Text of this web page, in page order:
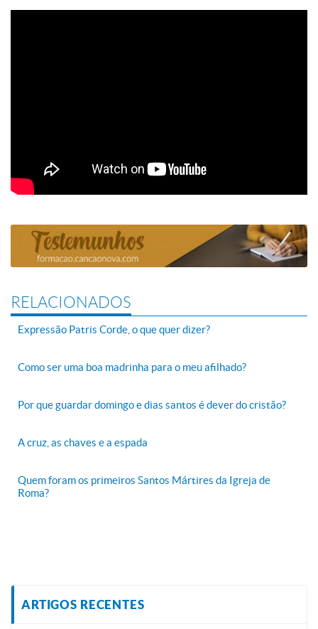
RELACIONADOS
Expressão Patris Corde, o que quer dizer?
Como ser uma boa madrinha para o meu afilhado?
Por que guardar domingo e dias santos é dever do cristão?
A cruz, as chaves e a espada
Quem foram os primeiros Santos Mártires da Igreja de
Roma?
ARTIGOS RECENTES